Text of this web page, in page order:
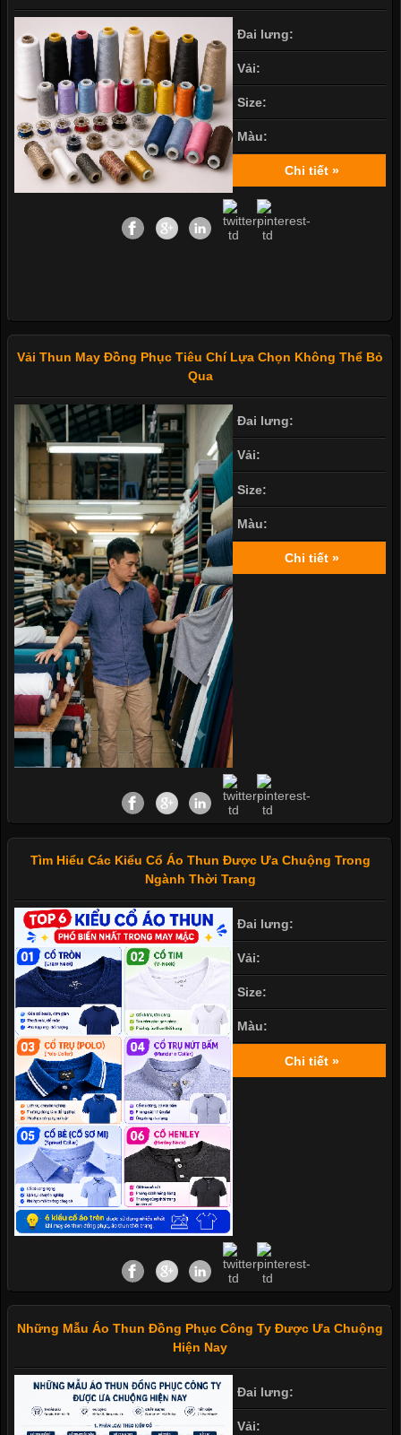
Đai lưng:
Vải:
Size:
Màu:
Chi tiết »
Vải Thun May Đồng Phục Tiêu Chí Lựa Chọn Không Thể Bỏ
Qua
Đai lưng:
Vải:
Size:
Màu:
Chi tiết »
Tìm Hiểu Các Kiểu Cổ Áo Thun Được Ưa Chuộng Trong
Ngành Thời Trang
Đai lưng:
Vải:
Size:
Màu:
Chi tiết »
Những Mẫu Áo Thun Đồng Phục Công Ty Được Ưa Chuộng
Hiện Nay
Đai lưng:
Vải: